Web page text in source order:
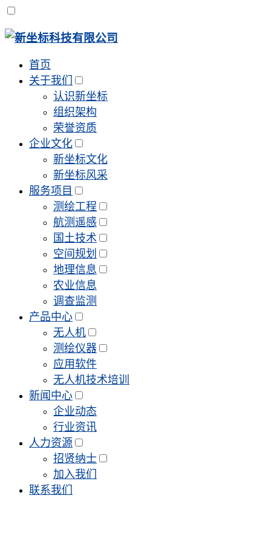
首页
关于我们
认识新坐标
组织架构
荣誉资质
企业文化
新坐标文化
新坐标风采
服务项目
测绘工程
航测遥感
国土技术
空间规划
地理信息
农业信息
调查监测
产品中心
无人机
测绘仪器
应用软件
无人机技术培训
新闻中心
企业动态
行业资讯
人力资源
招贤纳士
加入我们
联系我们